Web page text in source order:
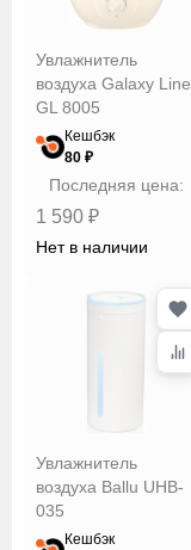
Увлажнитель
воздуха Galaxy Line
GL 8005
Кешбэк
80 ₽
Последняя цена:
1 590 ₽
Нет в наличии
Увлажнитель
воздуха Ballu UHB-
035
Кешбэк